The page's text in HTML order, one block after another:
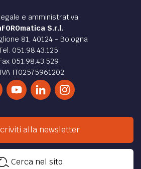
e amministrativa
S.r.l.
81, 40124 - Bologna
051.98.43.125
051.98.43.529
IT02575961202
alla newsletter
Cerca nel sito